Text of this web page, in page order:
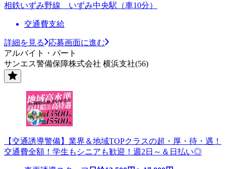
相鉄いずみ野線 いずみ中央駅（車10分）
交通費支給
詳細を見る
応募画面に進む
アルバイト・パート
サンエス警備保障株式会社 横浜支社(56)
【交通誘導警備】業界＆地域TOPクラスの超・厚・待・遇！
交通費全額！学生もシニアも歓迎！週2日～＆日払い◎